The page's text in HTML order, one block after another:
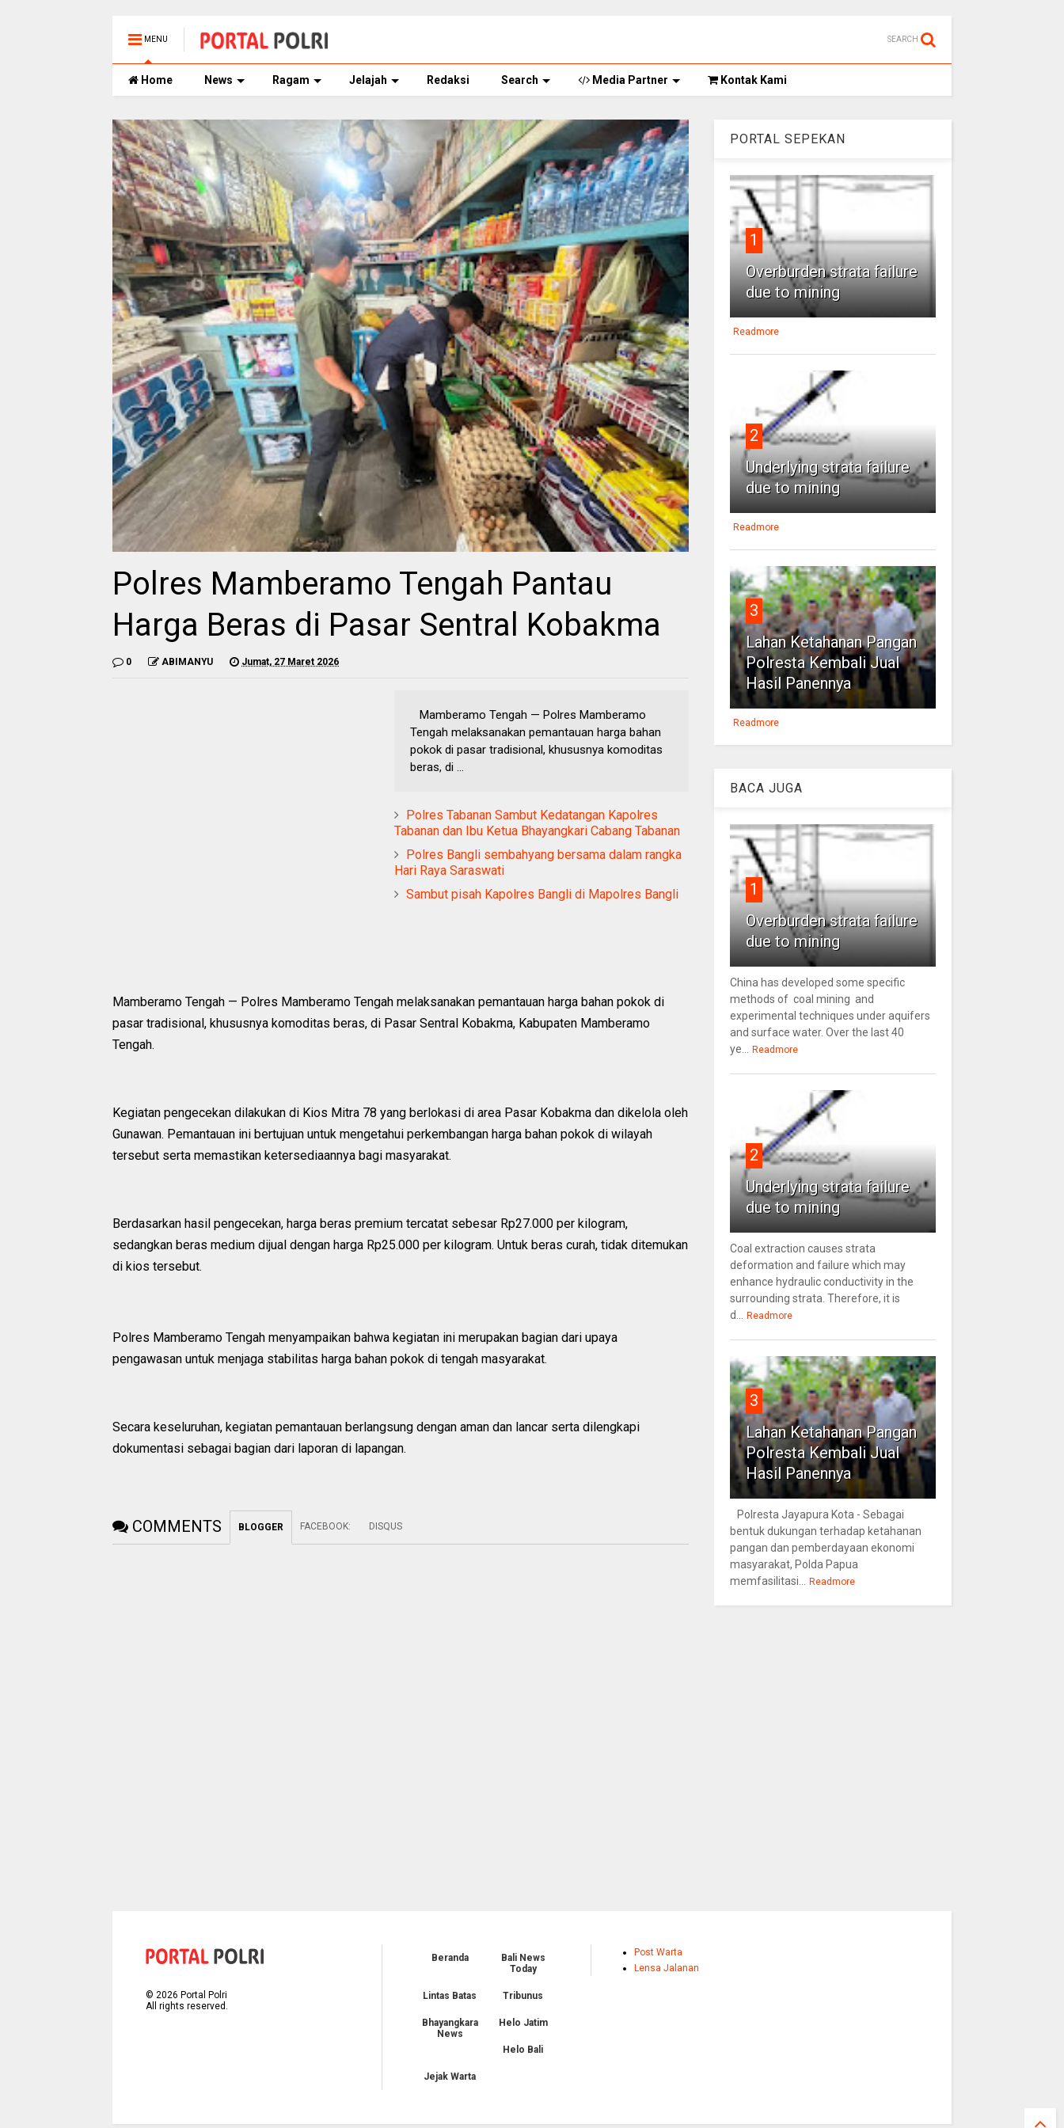
MENU SEARCH
Home News Ragam Jelajah Redaksi Search Media Partner Kontak Kami
Polres Mamberamo Tengah Pantau
Harga Beras di Pasar Sentral Kobakma
0 ABIMANYU Jumat, 27 Maret 2026
Mamberamo Tengah — Polres Mamberamo
Tengah melaksanakan pemantauan harga bahan
pokok di pasar tradisional, khususnya komoditas
beras, di ...
Polres Tabanan Sambut Kedatangan Kapolres
Tabanan dan Ibu Ketua Bhayangkari Cabang Tabanan
Polres Bangli sembahyang bersama dalam rangka
Hari Raya Saraswati
Sambut pisah Kapolres Bangli di Mapolres Bangli
Mamberamo Tengah — Polres Mamberamo Tengah melaksanakan pemantauan harga bahan pokok di
pasar tradisional, khususnya komoditas beras, di Pasar Sentral Kobakma, Kabupaten Mamberamo
Tengah.
Kegiatan pengecekan dilakukan di Kios Mitra 78 yang berlokasi di area Pasar Kobakma dan dikelola oleh
Gunawan. Pemantauan ini bertujuan untuk mengetahui perkembangan harga bahan pokok di wilayah
tersebut serta memastikan ketersediaannya bagi masyarakat.
Berdasarkan hasil pengecekan, harga beras premium tercatat sebesar Rp27.000 per kilogram,
sedangkan beras medium dijual dengan harga Rp25.000 per kilogram. Untuk beras curah, tidak ditemukan
di kios tersebut.
Polres Mamberamo Tengah menyampaikan bahwa kegiatan ini merupakan bagian dari upaya
pengawasan untuk menjaga stabilitas harga bahan pokok di tengah masyarakat.
Secara keseluruhan, kegiatan pemantauan berlangsung dengan aman dan lancar serta dilengkapi
dokumentasi sebagai bagian dari laporan di lapangan.
COMMENTS BLOGGER FACEBOOK: DISQUS
PORTAL SEPEKAN
1
Overburden strata failure
due to mining
Readmore
2
Underlying strata failure
due to mining
Readmore
3
Lahan Ketahanan Pangan
Polresta Kembali Jual
Hasil Panennya
Readmore
BACA JUGA
1
Overburden strata failure
due to mining
China has developed some specific
methods of coal mining and
experimental techniques under aquifers
and surface water. Over the last 40
ye...
Readmore
2
Underlying strata failure
due to mining
Coal extraction causes strata
deformation and failure which may
enhance hydraulic conductivity in the
surrounding strata. Therefore, it is
d...
Readmore
3
Lahan Ketahanan Pangan
Polresta Kembali Jual
Hasil Panennya
Polresta Jayapura Kota - Sebagai
bentuk dukungan terhadap ketahanan
pangan dan pemberdayaan ekonomi
masyarakat, Polda Papua
memfasilitasi...
Readmore
©2026 Portal Polri
All rights reserved.
Beranda
Bali News
Today
Lintas Batas Tribunus
Bhayangkara
News
Helo Jatim
Helo Bali
Jejak Warta
Post Warta
Lensa Jalanan